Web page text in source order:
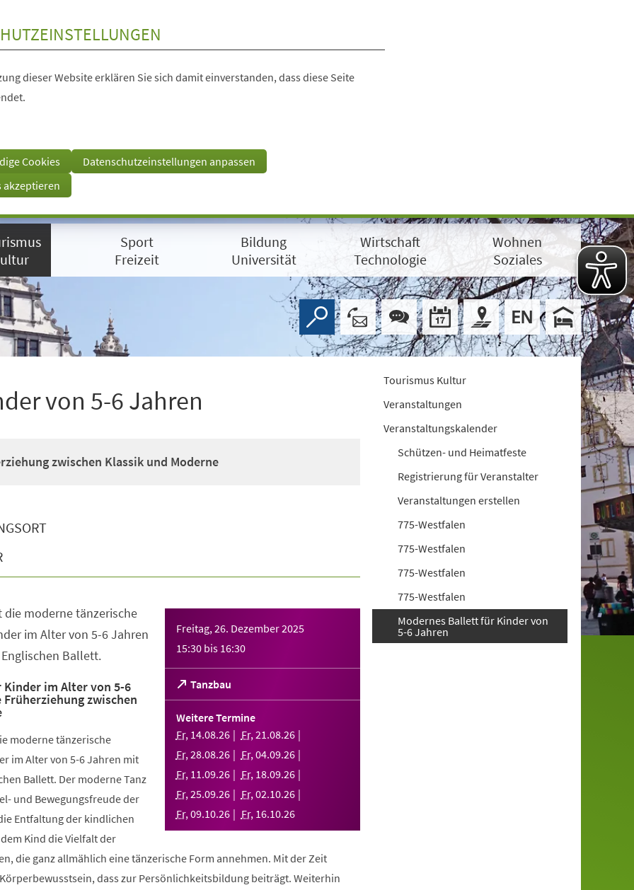
dieser Website erklären Sie sich damit einverstanden, dass diese Seite
Cookies
Datenschutzeinstellungen anpassen
akzeptieren
Sport
Freizeit
Bildung
Universität
Wirtschaft
Technologie
Wohnen
Soziales
von 5-6 Jahren
zwischen Klassik und Moderne
Freitag, 26. Dezember 2025
15:30 bis 16:30
Tanzbau
(Öffnet
in
einem
Tab)
Weitere Termine
Fr, 14.08.26 Fr,21.08.26
Fr,28.08.26 Fr,04.09.26
Fr, 11.09.26 Fr, 18.09.26
Fr,25.09.26 Fr,02.10.26
Fr,09.10.26 Fr, 16.10.26
die moderne tänzerische
im Alter von 5-6 Jahren
Ballett.
im Alter von 5-6
zwischen
moderne tänzerische
im Alter von 5-6 Jahren mit
Ballett. Der moderne Tanz
und Bewegungsfreude der
Entfaltung der kindlichen
Kind die Vielfalt der
die ganz allmählich eine tänzerische Form annehmen. Mit der Zeit
dass zur Persönlichkeitsbildung beiträgt. Weiterhin
Tourismus Kultur
Veranstaltungen
Veranstaltungskalender
Schützen- und Heimatfeste
Registrierung für Veranstalter
Veranstaltungen erstellen
775-Westfalen
775-Westfalen
775-Westfalen
775-Westfalen
Modernes Ballett für Kinder von
5-6 Jahren